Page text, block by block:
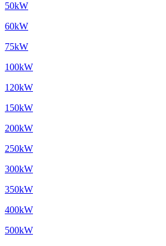
50kW
60kW
75kW
100kW
120kW
150kW
200kW
250kW
300kW
350kW
400kW
500kW